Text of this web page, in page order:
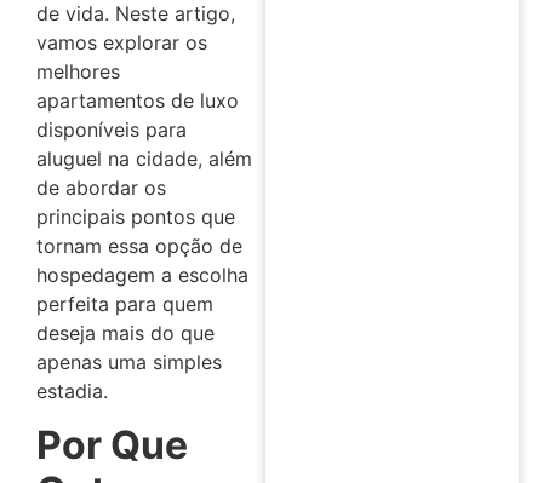
de vida. Neste artigo,
vamos explorar os
melhores
apartamentos de luxo
disponíveis para
aluguel na cidade, além
de abordar os
principais pontos que
tornam essa opção de
hospedagem a escolha
perfeita para quem
deseja mais do que
apenas uma simples
estadia.
Por Que